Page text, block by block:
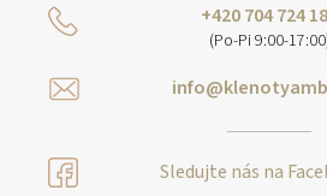
+420 704 724
(Po-Pi 9:00-
Sledujte nás na